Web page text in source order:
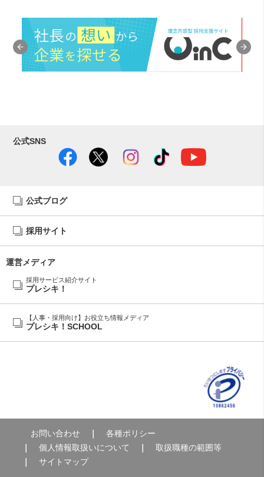
公式SNS
公式ブログ
採用サイト
運営メディア
採用サービス紹介サイト
プレシキ！
【人事・採用向け】お役立ち情報メディア
プレシキ！SCHOOL
お問い合わせ
各種ポリシー
個人情報取扱いについて
取扱職種の範囲等
サイトマップ